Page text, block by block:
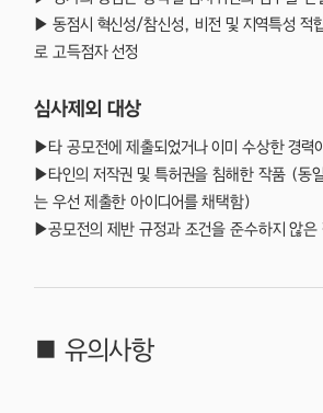
▶ 동점시 혁신성/참신성, 비전 및 지역특성 적
로 고득점자 선정
심사제외 대상
▶타 공모전에 제출되었거나 이미 수상한 경력
▶타인의 저작권 및 특허권을 침해한 작품 (동
는 우선 제출한 아이디어를 채택함)
▶공모전의 제반 규정과 조건을 준수하지 않은
■ 유의사항